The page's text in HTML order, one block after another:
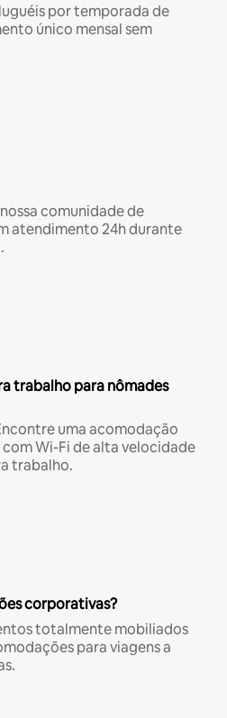
por temporada de
único mensal sem
comunidade de
atendimento 24h durante
trabalho para nômades
uma acomodação
Wi-Fi de alta velocidade
trabalho.
corporativas?
totalmente mobiliados
para viagens a